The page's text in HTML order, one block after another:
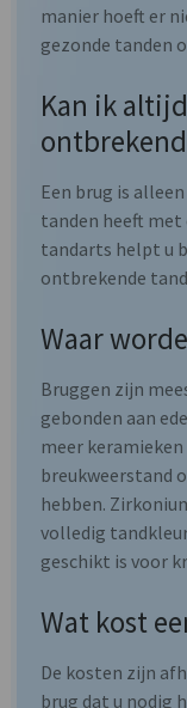
manier hoeft er
gezonde tanden
Kan ik
Een brug is
tanden heeft met
tandarts helpt u
ontbrekende
Waar
Bruggen zijn
gebonden aan
meer
breukweerstand
hebben.
volledig
geschikt is voor
Wat kost
De kosten zijn
brug dat u nodig